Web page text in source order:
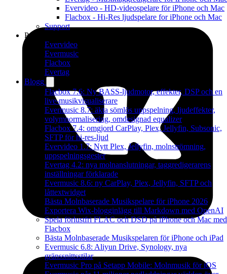
Evervideo - HD-videospelare för iPhone och Mac
Flacbox - Hi-Res ljudspelare for iPhone och Mac
Support
Produkter
Evervideo
Evermusic
Flacbox
Evertag
Blogg
Flacbox 7.6: Ny BASS-ljudmotor, effekter, DSP och en
live-musikvisualiserare
Evermusic 8.7: äkta sömlös uppspelning, ljudeffekter,
volymnormalisering, omdesignad equalizer
Flacbox 7.4: omgjord CarPlay, Plex, Jellyfin, Subsonic,
SFTP för hi-res-ljud
Evervideo 1.7: Nytt Plex, Jellyfin, molnströmning,
uppspelningsgester
Evertag 4.2: nya molnanslutningar, taggredigerarens
inställningar förklarade
Evermusic 8.6: ny CarPlay, Plex, Jellyfin, SFTP och
låttextwidget
Bästa Molnbaserade Musikspelare för iPhone 2026
Exportera Wix-blogginlägg till Markdown med OpenAI
Spela förlustfri FLAC och DSD på iPhone och Mac med
Flacbox
Bästa Molnbaserade Musikspelaren för iPhone och iPad
Evermusic 6.8: Aliyun Drive, Synology, nya
gränssnittsstilar
Evermusic Pro på Setapp Mobile: Molnmusik för iOS